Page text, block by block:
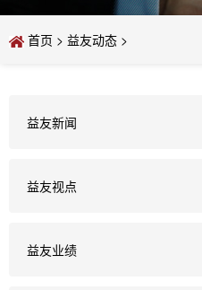
首页 > 益友动态 >
益友新闻
益友视点
益友业绩